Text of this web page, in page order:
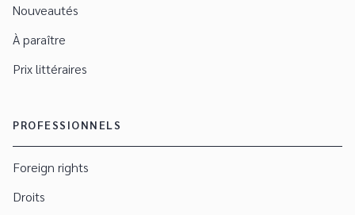
Nouveautés
À paraître
Prix littéraires
PROFESSIONNELS
Foreign rights
Droits